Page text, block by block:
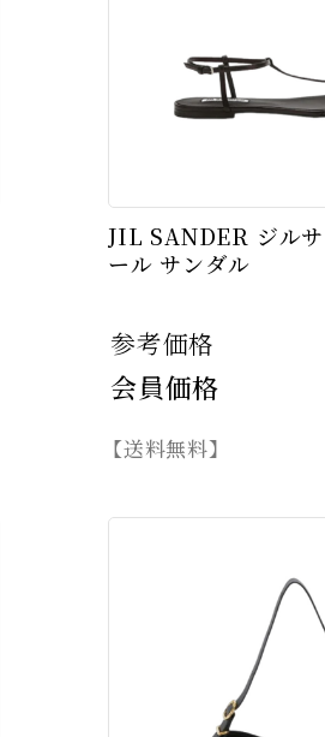
JIL SANDER ジルサンダ
ール サンダル
参考価格
会員価格
【送料無料】